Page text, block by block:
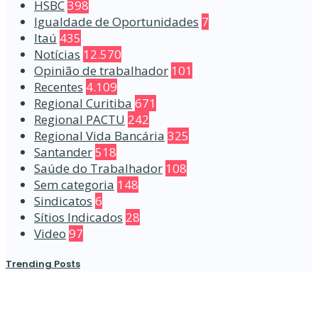
HSBC398
Igualdade de Oportunidades 7
Itaú 435
Notícias 12.570
Opinião de trabalhador 101
Recentes 4.109
Regional Curitiba 671
Regional PACTU 242
Regional Vida Bancária 325
Santander518
Saúde do Trabalhador 108
Sem categoria 148
Sindicatos 6
Sítios Indicados 28
Video 97
Trending Posts